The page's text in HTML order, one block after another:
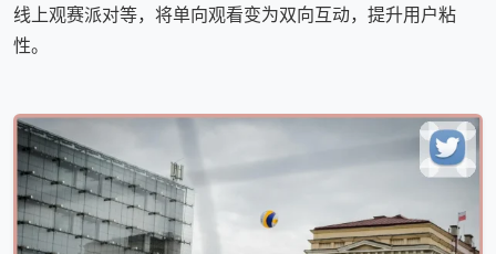
线上观赛派对等，将单向观看变为双向互动，提升用户粘
性。